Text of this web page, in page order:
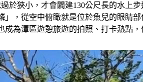
於狹小，才會闢建130公尺長的水上步
，從空中俯瞰就是位於魚兒的眼睛
為潭區遊憩旅遊的拍照、打卡熱點，